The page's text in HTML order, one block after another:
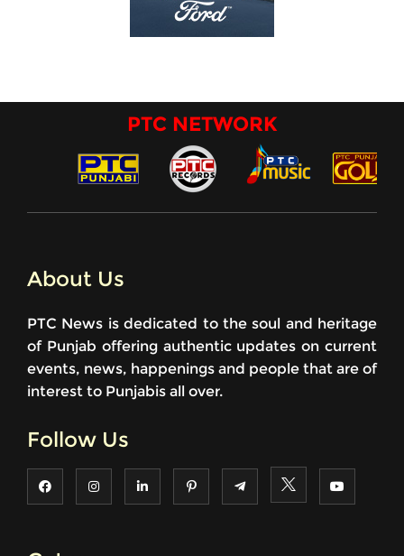
PTC NETWORK
About Us
PTC News is dedicated to the soul and heritage
of Punjab offering authentic updates on current
events, news, happenings and people that are of
interest to Punjabis all over.
Follow Us